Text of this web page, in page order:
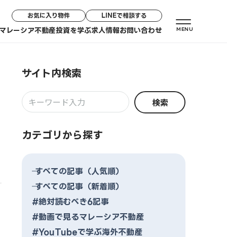
お気に入り物件 LINEで相談する
レーシア不動産投資を学ぶ求人情報お問い合わせ MENU
サイト内検索
検索
カテゴリから探す
── すべての記事（人気順）
── すべての記事（新着順）
#絶対読むべき6記事
#動画で見るマレーシア不動産
#YouTubeで学ぶ海外不動産